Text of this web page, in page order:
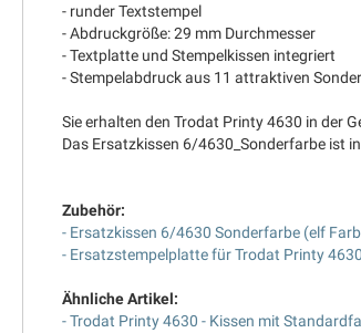
- runder Textstempel
- Abdruckgröße: 29 mm Durchmesser
- Textplatte und Stempelkissen integriert
- Stempelabdruck aus 11 attraktiven
Sie erhalten den Trodat Printy 4630 in der
Das Ersatzkissen 6/4630_Sonderfarbe ist
Zubehör:
- Ersatzkissen 6/4630 Sonderfarbe (elf
- Ersatzstempelplatte für Trodat Printy 4630
Ähnliche Artikel:
- Trodat Printy 4630 - Kissen mit